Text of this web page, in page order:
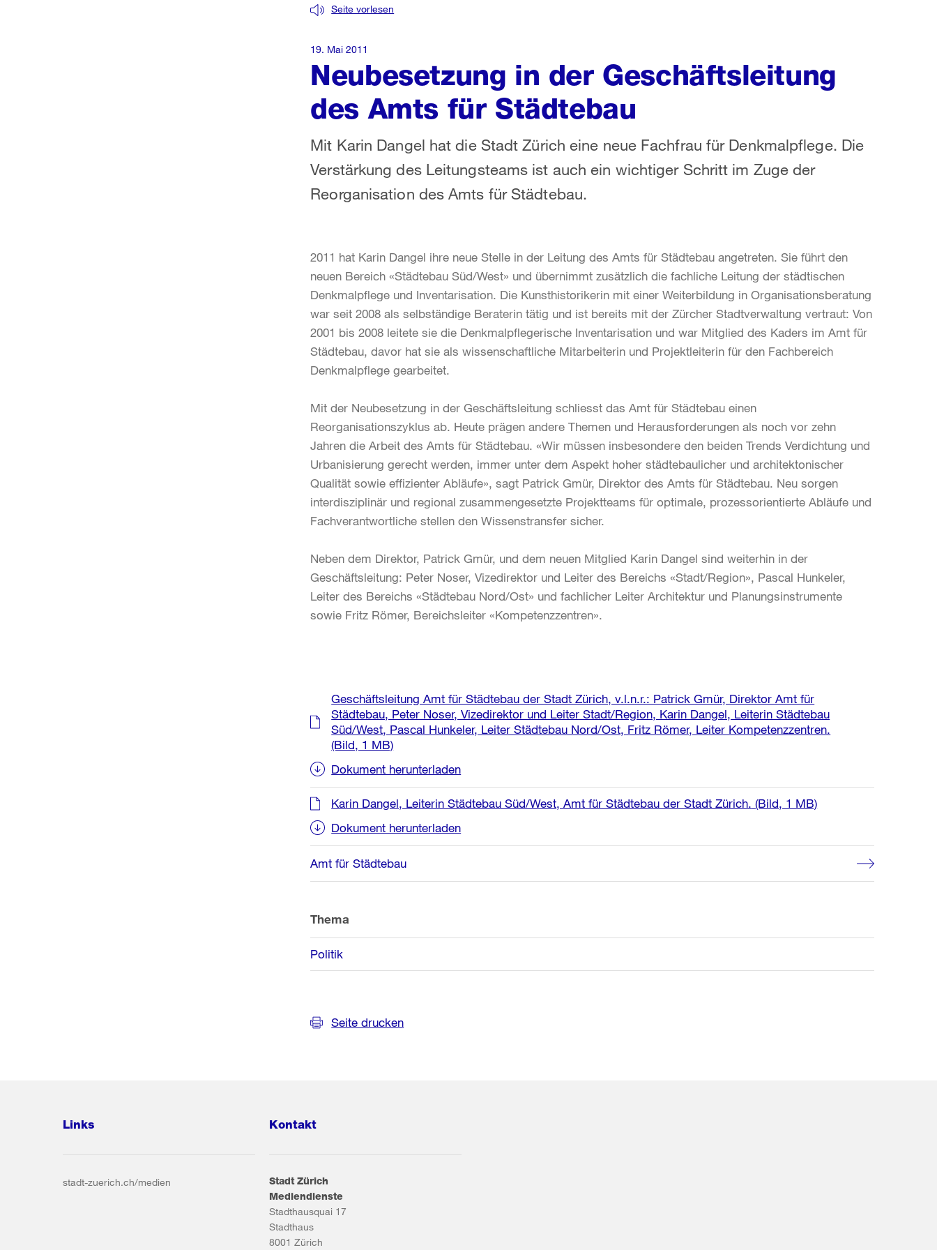
Neubesetzung in der Geschäftsleitung
des Amts für Städtebau
Seite vorlesen
Mit Karin Dangel hat die Stadt Zürich eine neue Fachfrau für Denkmalpflege. Die
Verstärkung des Leitungsteams ist auch ein wichtiger Schritt im Zuge der
Reorganisation des Amts für Städtebau.
19. Mai 2011
2011 hat Karin Dangel ihre neue Stelle in der Leitung des Amts für Städtebau angetreten. Sie führt den
neuen Bereich «Städtebau Süd/West» und übernimmt zusätzlich die fachliche Leitung der städtischen
Denkmalpflege und Inventarisation. Die Kunsthistorikerin mit einer Weiterbildung in Organisationsberatung
war seit 2008 als selbständige Beraterin tätig und ist bereits mit der Zürcher Stadtverwaltung vertraut: Von
2001 bis 2008 leitete sie die Denkmalpflegerische Inventarisation und war Mitglied des Kaders im Amt für
Städtebau, davor hat sie als wissenschaftliche Mitarbeiterin und Projektleiterin für den Fachbereich
Denkmalpflege gearbeitet.
Mit der Neubesetzung in der Geschäftsleitung schliesst das Amt für Städtebau einen
Reorganisationszyklus ab. Heute prägen andere Themen und Herausforderungen als noch vor zehn
Jahren die Arbeit des Amts für Städtebau. «Wir müssen insbesondere den beiden Trends Verdichtung und
Urbanisierung gerecht werden, immer unter dem Aspekt hoher städtebaulicher und architektonischer
Qualität sowie effizienter Abläufe», sagt Patrick Gmür, Direktor des Amts für Städtebau. Neu sorgen
interdisziplinär und regional zusammengesetzte Projektteams für optimale, prozessorientierte Abläufe und
Fachverantwortliche stellen den Wissenstransfer sicher.
Neben dem Direktor, Patrick Gmür, und dem neuen Mitglied Karin Dangel sind weiterhin in der
Geschäftsleitung: Peter Noser, Vizedirektor und Leiter des Bereichs «Stadt/Region», Pascal Hunkeler,
Leiter des Bereichs «Städtebau Nord/Ost» und fachlicher Leiter Architektur und Planungsinstrumente
sowie Fritz Römer, Bereichsleiter «Kompetenzzentren».
Weitere
Informationen
Geschäftsleitung Amt für Städtebau der Stadt Zürich, v.l.n.r.: Patrick Gmür, Direktor Amt für
Städtebau, Peter Noser, Vizedirektor und Leiter Stadt/Region, Karin Dangel, Leiterin Städtebau
Süd/West, Pascal Hunkeler, Leiter Städtebau Nord/Ost, Fritz Römer, Leiter Kompetenzzentren.
(Bild, 1 MB)
Dokument herunterladen
Karin Dangel, Leiterin Städtebau Süd/West, Amt für Städtebau der Stadt Zürich. (Bild, 1 MB)
Dokument herunterladen
Amt für Städtebau
Thema
Politik
Seite drucken
Links
stadt-zuerich.ch/medien
Kontakt
Stadt Zürich
Mediendienste
Stadthausquai 17
Stadthaus
8001 Zürich